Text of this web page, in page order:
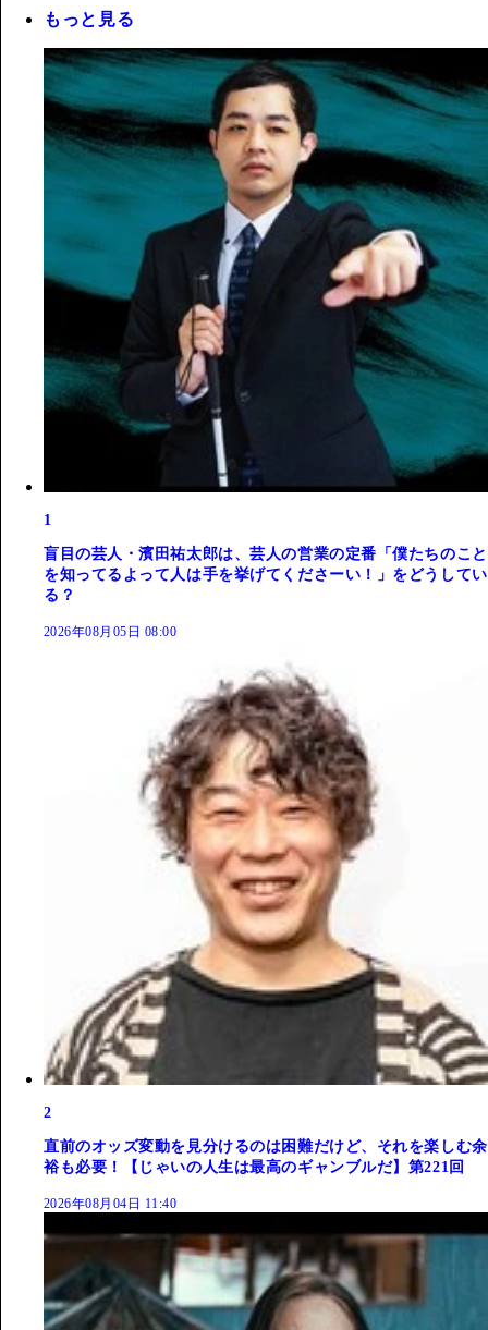
もっと見る
1
盲目の芸人・濱田祐太郎は、芸人の営業の定番「僕たちのこと
を知ってるよって人は手を挙げてくださーい！」をどうしてい
る？
2026年08月05日 08:00
2
直前のオッズ変動を見分けるのは困難だけど、それを楽しむ余
裕も必要！【じゃいの人生は最高のギャンブルだ】第221回
2026年08月04日 11:40